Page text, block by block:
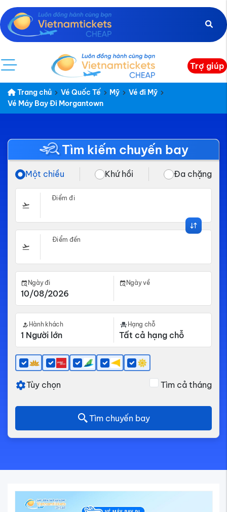
Trợ giúp
Trang chủ Vé Quốc Tế Mỹ
Vé đi Mỹ
Vé Máy Bay Đi Morgantown
Tìm kiếm chuyến bay
Một chiều Khứ hồi Đa chặng
Điểm đi
Điểm đến
Ngày đi Ngày về
Hành khách Hạng chỗ
Tùy chọn Tìm cả tháng
Tìm chuyến bay